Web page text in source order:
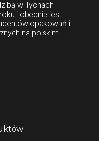
w Tychach
i obecnie jest
opakowań i
na polskim